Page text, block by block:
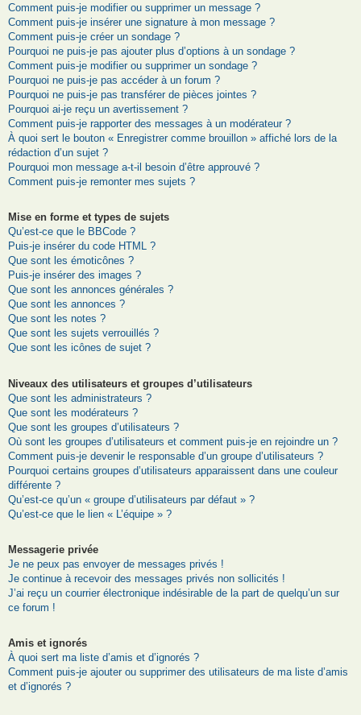
Comment puis-je modifier ou supprimer un message ?
Comment puis-je insérer une signature à mon message ?
Comment puis-je créer un sondage ?
Pourquoi ne puis-je pas ajouter plus d’options à un sondage ?
Comment puis-je modifier ou supprimer un sondage ?
Pourquoi ne puis-je pas accéder à un forum ?
Pourquoi ne puis-je pas transférer de pièces jointes ?
Pourquoi ai-je reçu un avertissement ?
Comment puis-je rapporter des messages à un modérateur ?
À quoi sert le bouton « Enregistrer comme brouillon » affiché lors de la
rédaction d’un sujet ?
Pourquoi mon message a-t-il besoin d’être approuvé ?
Comment puis-je remonter mes sujets ?
Mise en forme et types de sujets
Qu’est-ce que le BBCode ?
Puis-je insérer du code HTML ?
Que sont les émoticônes ?
Puis-je insérer des images ?
Que sont les annonces générales ?
Que sont les annonces ?
Que sont les notes ?
Que sont les sujets verrouillés ?
Que sont les icônes de sujet ?
Niveaux des utilisateurs et groupes d’utilisateurs
Que sont les administrateurs ?
Que sont les modérateurs ?
Que sont les groupes d’utilisateurs ?
Où sont les groupes d’utilisateurs et comment puis-je en rejoindre un ?
Comment puis-je devenir le responsable d’un groupe d’utilisateurs ?
Pourquoi certains groupes d’utilisateurs apparaissent dans une couleur
différente ?
Qu’est-ce qu’un « groupe d’utilisateurs par défaut » ?
Qu’est-ce que le lien « L’équipe » ?
Messagerie privée
Je ne peux pas envoyer de messages privés !
Je continue à recevoir des messages privés non sollicités !
J’ai reçu un courrier électronique indésirable de la part de quelqu’un sur
ce forum !
Amis et ignorés
À quoi sert ma liste d’amis et d’ignorés ?
Comment puis-je ajouter ou supprimer des utilisateurs de ma liste d’amis
et d’ignorés ?